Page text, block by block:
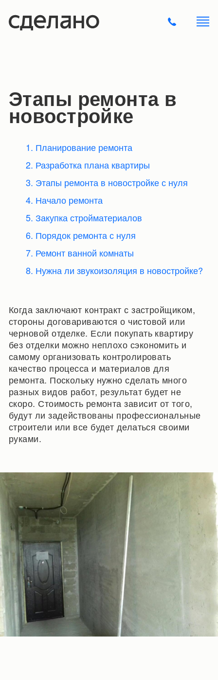
Этапы ремонта в
новостройке
1. Планирование ремонта
2. Разработка плана квартиры
3. Этапы ремонта в новостройке с нуля
4. Начало ремонта
5. Закупка стройматериалов
6. Порядок ремонта с нуля
7. Ремонт ванной комнаты
8. Нужна ли звукоизоляция в новостройке?
Когда заключают контракт с застройщиком,
стороны договариваются о чистовой или
черновой отделке. Если покупать квартиру
без отделки можно неплохо сэкономить и
самому организовать контролировать
качество процесса и материалов для
ремонта. Поскольку нужно сделать много
разных видов работ, результат будет не
скоро. Стоимость ремонта зависит от того,
будут ли задействованы профессиональные
строители или все будет делаться своими
руками.